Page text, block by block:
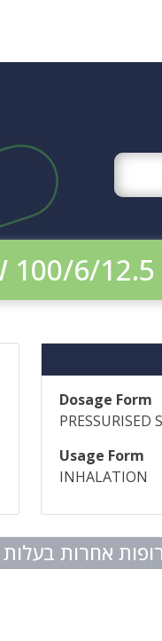
100/6/12.5
Dosage Form
PRESSURISED
Usage Form
INHALATION
אחרות